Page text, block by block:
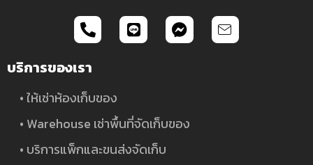
บริการของเรา
• ให้เช่าห้องเก็บของ
• Warehouse เช่าพื้นที่จัดเก็บของ
• บริการแพ็กและขนส่งจัดเก็บ